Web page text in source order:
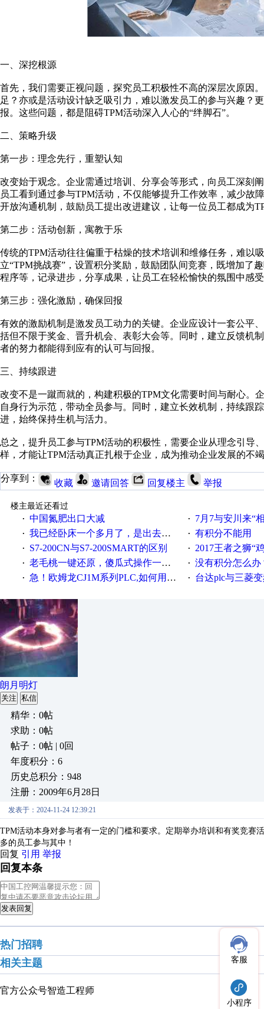
一、深挖根源
首先，我们需要正视问题，探究员工积极性不高的深层次原因
足？亦或是活动设计缺乏吸引力，难以激发员工的参与兴趣？
报。这些问题，都是阻碍TPM活动深入人心的“绊脚石”。
二、策略升级
第一步：理念先行，重塑认知
改变始于观念。企业需通过培训、分享会等形式，向员工深刻
员工看到通过参与TPM活动，不仅能够提升工作效率，减少
开放沟通机制，鼓励员工提出改进建议，让每一位员工都成为
第二步：活动创新，寓教于乐
传统的TPM活动往往偏重于枯燥的技术培训和维修任务，难以
立“TPM挑战赛”，设置积分奖励，鼓励团队间竞赛，既增加了
程序等，记录进步，分享成果，让员工在轻松愉快的氛围中感
第三步：强化激励，确保回报
有效的激励机制是激发员工动力的关键。企业应设计一套公平
括但不限于奖金、晋升机会、表彰大会等。同时，建立反馈机
者的努力都能得到应有的认可与回报。
三、持续跟进
改变不是一蹴而就的，构建积极的TPM文化需要时间与耐心。
自身行为示范，带动全员参与。同时，建立长效机制，持续跟
进，始终保持生机与活力。
总之，提升员工参与TPM活动的积极性，需要企业从理念引导
样，才能让TPM活动真正扎根于企业，成为推动企业发展的不
分享到： 收藏 邀请回答 回复楼主 举报
楼主最近还看过
· 中国氮肥出口大减 · 7月7与安川来“
· 我已经卧床一个多月了，是出去安装机械手在高速遭遇车祸所致:大家工作都要特别注意啊 · 有积分不能用
· S7-200CN与S7-200SMART的区别 · 2017王者之狮“鸡”情签到
· 老毛桃一键还原，傻瓜式操作一键轻松备份还原；程序为向导式安装，一键即可实现自动备份或还原系统。 · 没有积分怎么办
· 急！欧姆龙CJ1M系列PLC,如何用时间控制变频器。要求时间在组态王中可以自由输入！拜托各位大神了！ · 台达plc与三菱
朗月明灯
关注 私信
精华：0帖
求助：0帖
帖子：0帖 | 0回
年度积分：6
历史总积分：948
注册：2009年6月28日
发表于：2024-11-24 12:39:21
TPM活动本身对参与者有一定的门槛和要求。定期举办培训和有奖竞赛
多的员工参与其中！
回复 引用 举报
回复本条
发表回复
热门招聘
相关主题
官方公众号智造工程师
客服
小程序